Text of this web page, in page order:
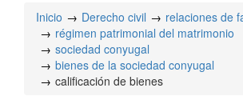
Inicio Derecho civil
relaciones de
régimen patrimonial del matrimonio
sociedad conyugal
bienes de la sociedad conyugal
calificación de bienes